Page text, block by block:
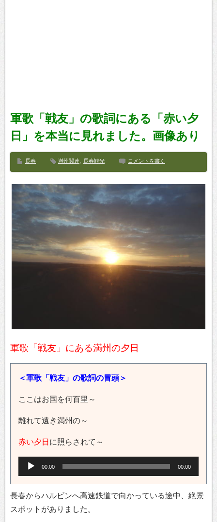
軍歌「戦友」の歌詞にある「赤い夕
日」を本当に見れました。画像あり
長春 満州関連 長春観光 コメントを書く
軍歌「戦友」にある満州の夕日
＜軍歌「戦友」の歌詞の冒頭＞
ここはお国を何百里～
離れて遠き満州の～
赤い夕日 に照らされて～
声
00:00 00:00
長春からハルビンへ高速鉄道で向かっている途中、絶景
スポットがありました。